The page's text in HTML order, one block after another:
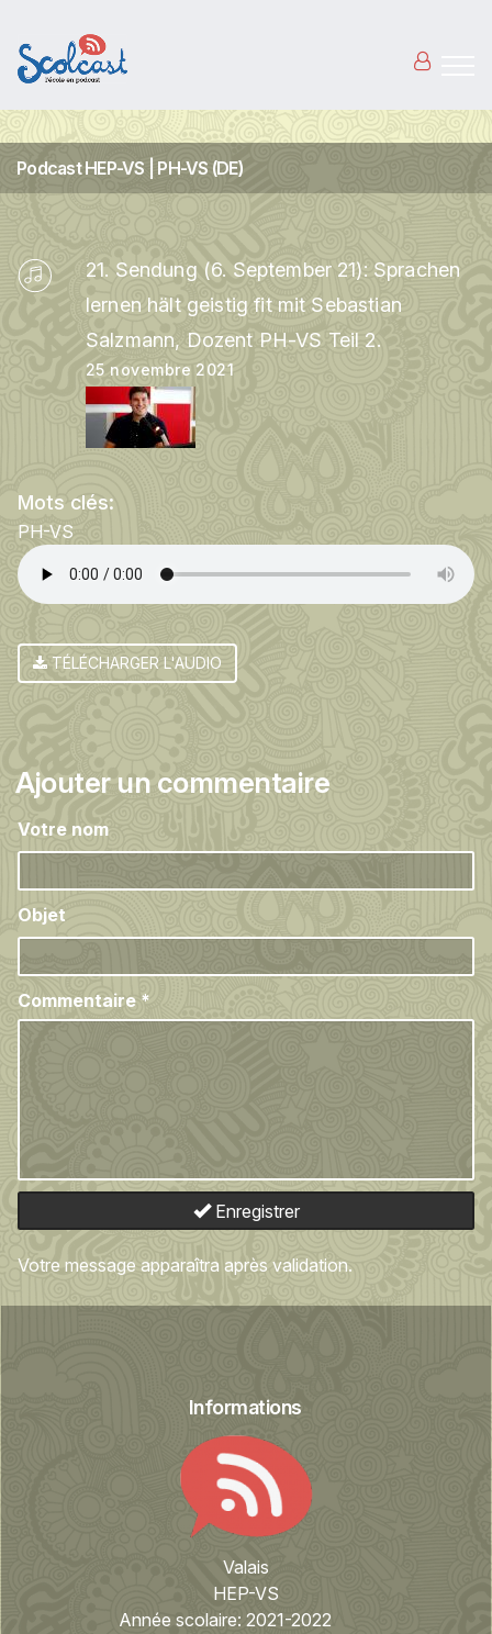
Podcast HEP-VS | PH-VS (DE)
21. Sendung (6. September 21): Sprachen
lernen hält geistig fit mit Sebastian
Salzmann, Dozent PH-VS Teil 2.
25 novembre 2021
Mots clés:
PH-VS
TÉLÉCHARGER L'AUDIO
Ajouter un commentaire
Votre nom
Objet
Commentaire *
Enregistrer
Votre message apparaîtra après validation.
Informations
Valais
HEP-VS
Année scolaire: 2021-2022